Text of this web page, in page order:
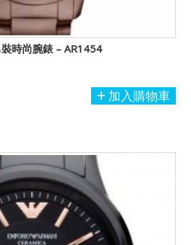
時尚腕錶 – AR1454
加入購物車